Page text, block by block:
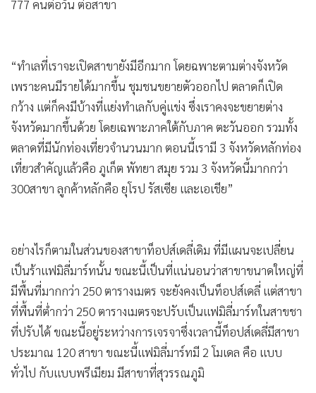
777 คนต่อวัน ต่อสาขา
“ทำเลที่เราจะเปิดสาขายังมีอีกมาก โดยฉพาะตามต่างจังหวัด
เพราะคนมีรายได้มากขึ้น ชุมชนขยายตัวออกไป ตลาดก็เปิด
กว้าง แต่ก็คงมีบ้างที่แย่งทำเลกับคู่แข่ง ซึ่งเราคงจะขยายต่าง
จังหวัดมากขึ้นด้วย โดยเฉพาะภาคใต้กับภาค ตะวันออก รวมทั้ง
ตลาดที่มีนักท่องเที่ยวจำนวนมาก ตอนนี้เรามี 3 จังหวัดหลักท่อง
เที่ยวสำคัญแล้วคือ ภูเก็ต พัทยา สมุย รวม 3 จังหวัดนี้มากกว่า
300สาขา ลูกค้าหลักคือ ยุโรป รัสเซีย และเอเชีย”
อย่างไรก็ตามในส่วนของสาขาท็อปส์เดลี่เดิม ที่มีแผนจะเปลี่ยน
เป็นร้าแฟมิลี่มาร์ทนั้น ขณะนี้เป็นที่แน่นอนว่าสาขาขนาดใหญ่ที่
มีพื้นที่มากกว่า 250 ตารางเมตร จะยังคงเป็นท็อปส์เดลี่ แต่สาขา
ที่พื้นที่ต่ำกว่า 250 ตารางเมตรจะปรับเป็นแฟมิลี่มาร์ทในสาขชา
ที่ปรับได้ ขณะนี้อยู่ระหว่างการเจรจาซึ่งเวลานี้ท็อปส์เดลี่มีสาขา
ประมาณ 120 สาขา ขณะนี้แฟมิลี่มาร์ทมี 2 โมเดล คือ แบบ
ทั่วไป กับแบบพรีเมียม มีสาขาที่สุวรรณภูมิ